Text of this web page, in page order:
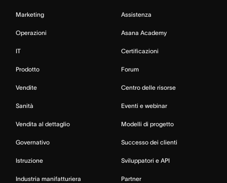
Marketing
Operazioni
IT
Prodotto
Vendite
Sanità
Vendita al dettaglio
Governativo
Istruzione
Industria manifatturiera
Assistenza
Asana Academy
Certificazioni
Forum
Centro delle risorse
Eventi e webinar
Modelli di progetto
Successo dei clienti
Sviluppatori e API
Partner